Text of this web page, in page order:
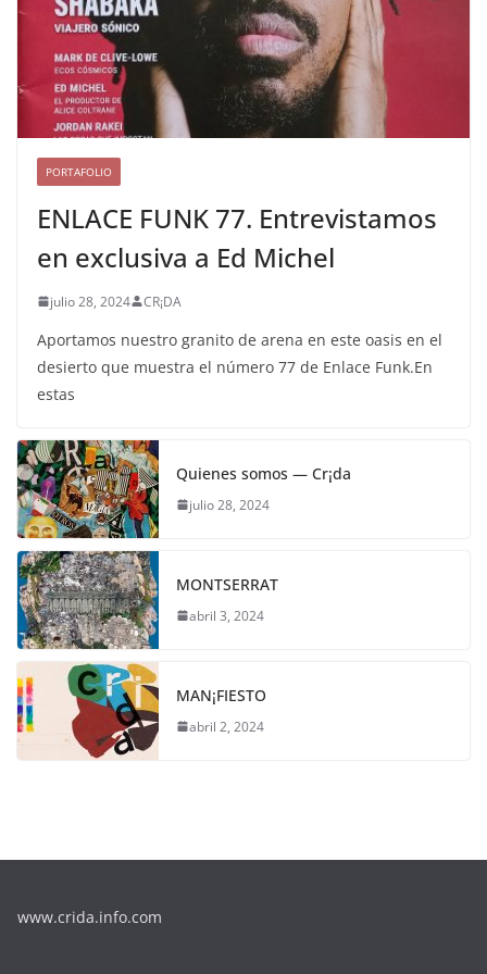
PORTAFOLIO
ENLACE FUNK 77. Entrevistamos
en exclusiva a Ed Michel
julio 28, 2024 CR¡DA
Aportamos nuestro granito de arena en este oasis en el
desierto que muestra el número 77 de Enlace Funk.En
estas
Quienes somos — Cr¡da
julio 28, 2024
MONTSERRAT
abril 3, 2024
MAN¡FIESTO
abril 2, 2024
www.crida.info.com